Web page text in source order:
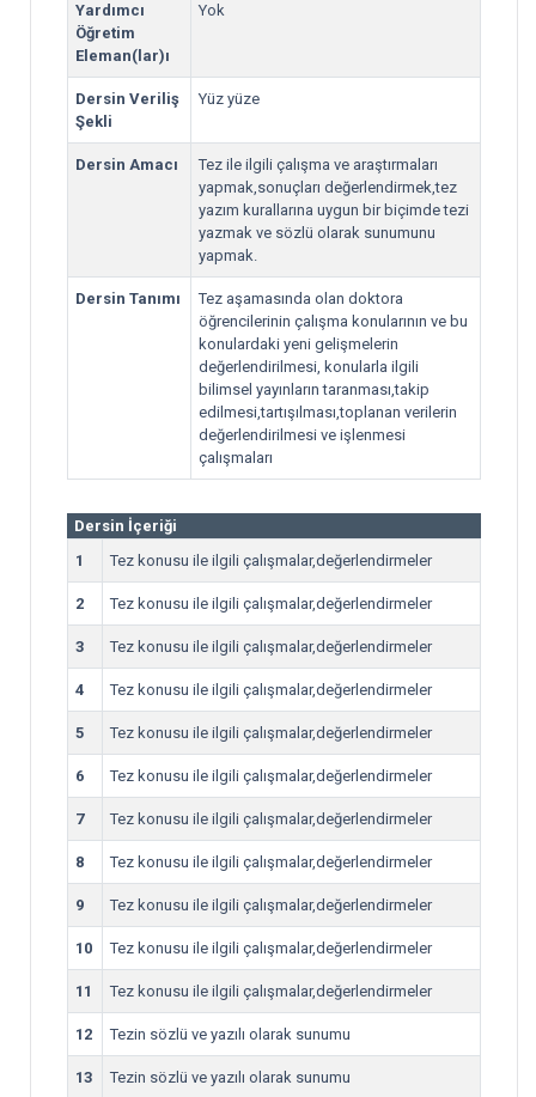
Yardımcı
Öğretim
Eleman(lar)ı
Yok
Dersin Veriliş
Şekli
Yüz yüze
Dersin Amacı
Tez ile ilgili çalışma ve araştırmaları
yapmak,sonuçları değerlendirmek,tez
yazım kurallarına uygun bir biçimde tezi
yazmak ve sözlü olarak sunumunu
yapmak.
Dersin Tanımı
Tez aşamasında olan doktora
öğrencilerinin çalışma konularının ve bu
konulardaki yeni gelişmelerin
değerlendirilmesi, konularla ilgili
bilimsel yayınların taranması,takip
edilmesi,tartışılması,toplanan verilerin
değerlendirilmesi ve işlenmesi
çalışmaları
Dersin İçeriği
1
Tez konusu ile ilgili çalışmalar,değerlendirmeler
2 Tez konusu ile ilgili çalışmalar,değerlendirmeler
3 Tez konusu ile ilgili çalışmalar,değerlendirmeler
4 Tez konusu ile ilgili çalışmalar,değerlendirmeler
5 Tez konusu ile ilgili çalışmalar,değerlendirmeler
6 Tez konusu ile ilgili çalışmalar,değerlendirmeler
7 Tez konusu ile ilgili çalışmalar,değerlendirmeler
8 Tez konusu ile ilgili çalışmalar,değerlendirmeler
9 Tez konusu ile ilgili çalışmalar,değerlendirmeler
10 Tez konusu ile ilgili çalışmalar,değerlendirmeler
11 Tez konusu ile ilgili çalışmalar,değerlendirmeler
12 Tezin sözlü ve yazılı olarak sunumu
13 Tezin sözlü ve yazılı olarak sunumu